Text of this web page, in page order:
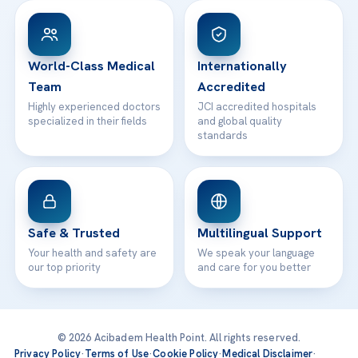
Patient Rights
Contact
WhatsApp Support
World-Class Medical
Team
Highly experienced doctors
specialized in their fields
Internationally
Accredited
JCI accredited hospitals
and global quality
standards
Safe & Trusted
Your health and safety are
our top priority
Multilingual Support
We speak your language
and care for you better
© 2026 Acibadem Health Point. All rights reserved.
Privacy Policy·Terms of Use·Cookie Policy·Medical Disclaimer·